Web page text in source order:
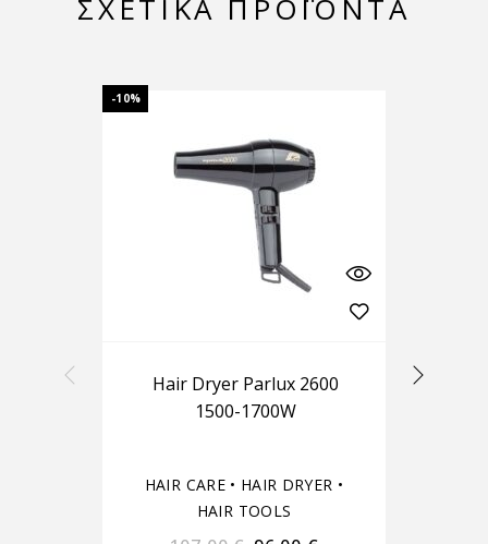
ΣΧΕΤΙΚΆ ΠΡΟΪΌΝΤΑ
-10%
Hair Dryer Parlux 2600
1500-1700W
HAIR CARE• HAIR DRYER •
HAIR TOOLS